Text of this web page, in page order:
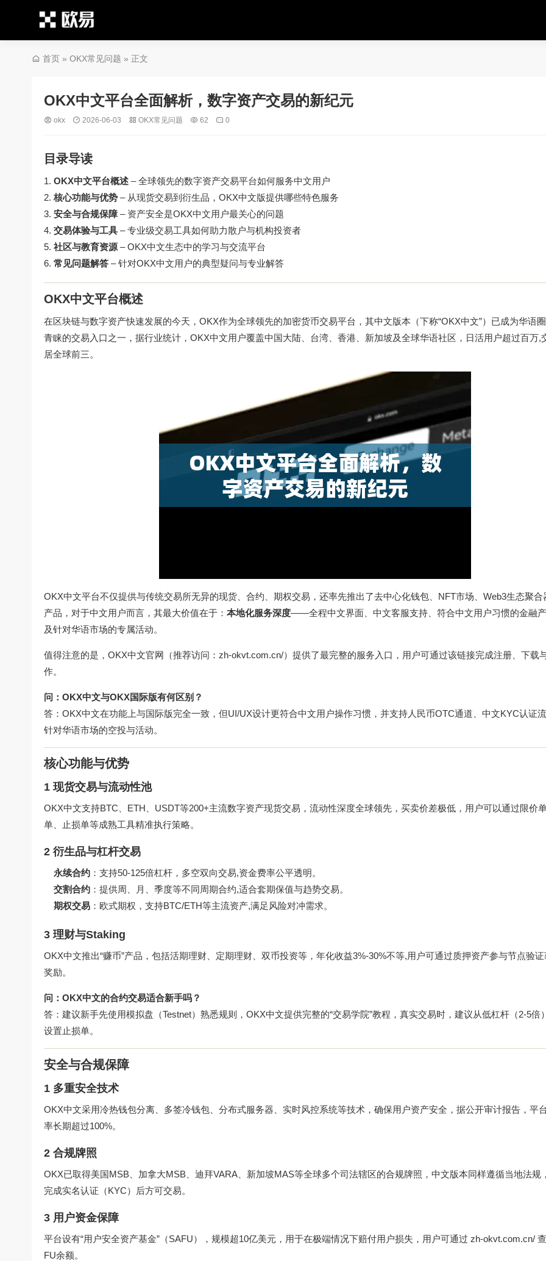
首页 » OKX常见问题 » 正文
OKX中文平台全面解析，数字资产交易的新纪元
okx 2026-06-03 OKX常见问题 62 0
目录导读
OKX中文平台概述 – 全球领先的数字资产交易平台如何服务中文用户
核心功能与优势 – 从现货交易到衍生品，OKX中文版提供哪些特色服务
安全与合规保障 – 资产安全是OKX中文用户最关心的问题
交易体验与工具 – 专业级交易工具如何助力散户与机构投资者
社区与教育资源 – OKX中文生态中的学习与交流平台
常见问题解答 – 针对OKX中文用户的典型疑问与专业解答
OKX中文平台概述
在区块链与数字资产快速发展的今天，OKX作为全球领先的加密货币交易平台，其中文版本（下称“OKX中文”）已成为华语
青睐的交易入口之一，据行业统计，OKX中文用户覆盖中国大陆、台湾、香港、新加坡及全球华语社区，日活用户超过百万,
居全球前三。
OKX中文平台不仅提供与传统交易所无异的现货、合约、期权交易，还率先推出了去中心化钱包、NFT市场、Web3生态聚合
产品，对于中文用户而言，其最大价值在于： 本地化服务深度——全程中文界面、中文客服支持、符合中文用户习惯的金融
及针对华语市场的专属活动。
值得注意的是，OKX中文官网（推荐访问： zh-okvt.com.cn/）提供了最完整的服务入口，用户可通过该链接完成注册、下载
作。
问：OKX中文与OKX国际版有何区别？
答：OKX中文在功能上与国际版完全一致，但UI/UX设计更符合中文用户操作习惯，并支持人民币OTC通道、中文KYC认证
针对华语市场的空投与活动。
核心功能与优势
1 现货交易与流动性池
OKX中文支持BTC、ETH、USDT等200+主流数字资产现货交易，流动性深度全球领先，买卖价差极低，用户可以通过限价
单、止损单等成熟工具精准执行策略。
2 衍生品与杠杆交易
永续合约 ：支持50-125倍杠杆，多空双向交易,资金费率公平透明。
交割合约 ：提供周、月、季度等不同周期合约,适合套期保值与趋势交易。
期权交易 ：欧式期权，支持BTC/ETH等主流资产,满足风险对冲需求。
3 理财与Staking
OKX中文推出“赚币”产品，包括活期理财、定期理财、双币投资等，年化收益3%-30%不等,用户可通过质押资产参与节点验
奖励。
问：OKX中文的合约交易适合新手吗？
答：建议新手先使用模拟盘（Testnet）熟悉规则，OKX中文提供完整的“交易学院”教程，真实交易时，建议从低杠杆（2-5倍
设置止损单。
安全与合规保障
1 多重安全技术
OKX中文采用冷热钱包分离、多签冷钱包、分布式服务器、实时风控系统等技术，确保用户资产安全，据公开审计报告，平
率长期超过100%。
2 合规牌照
OKX已取得美国MSB、加拿大MSB、迪拜VARA、新加坡MAS等全球多个司法辖区的合规牌照，中文版本同样遵循当地法规
完成实名认证（KYC）后方可交易。
3 用户资金保障
平台设有“用户安全资产基金”（SAFU），规模超10亿美元，用于在极端情况下赔付用户损失，用户可通过 zh-okvt.com.cn/
FU余额。